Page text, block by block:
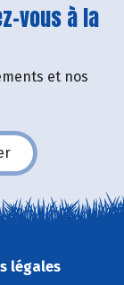
vous à la
et nos
légales